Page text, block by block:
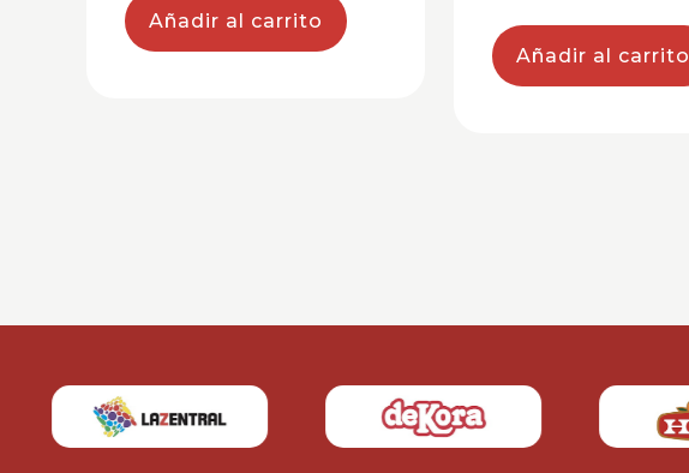
Añadir al carrito
Añadir al carrito